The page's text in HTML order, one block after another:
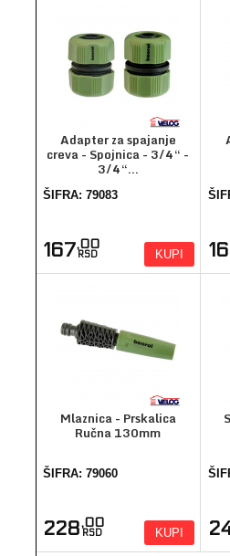
Adapter za spajanje
creva - Spojnica - 3/4“ -
3/4“...
ŠIFRA: 79083
167,00
RSD KUPI
Mlaznica - Prskalica
Ručna 130mm
ŠIFRA: 79060
228,00
RSD KUPI